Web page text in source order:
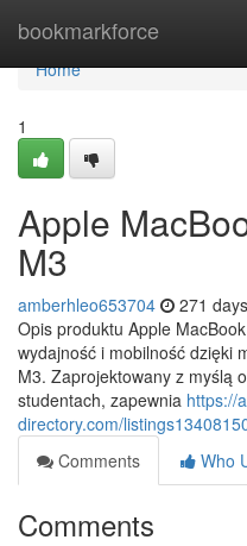
bookmarkforce
Home
Home
1
Apple
M3
amberhleo653704 271
Opis produktu Apple
wydajność i mobilność dzięki
M3. Zaprojektowany z myślą
studentach, zapewnia https://
directory.com/
Comments
Who
Comments